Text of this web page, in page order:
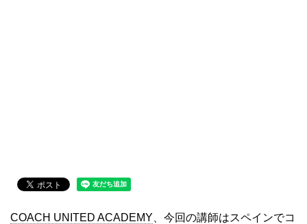
COACH UNITED ACADEMY 、今回の講師はスペインでコ